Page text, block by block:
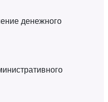
денежного